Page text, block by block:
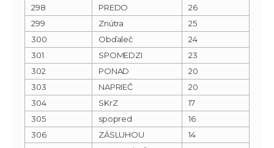
298
PREDO
26
299
Znútra
25
300
Obďaleč
24
301
SPOMEDZI
23
302
PONAD
20
303
NAPRIEČ
20
304
SKrZ
17
305
spopred
16
306
ZÁSLUHOU
14